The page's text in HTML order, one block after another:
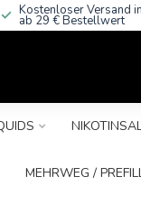
Kostenloser Versand
ab 29 € Bestellwert
MEHRWEG /